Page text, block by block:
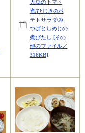
大豆のトマト
煮/ひじきのポ
テトサラダ/み
つばとしめじの
煮びたし [その
他のファイル／
316KB]